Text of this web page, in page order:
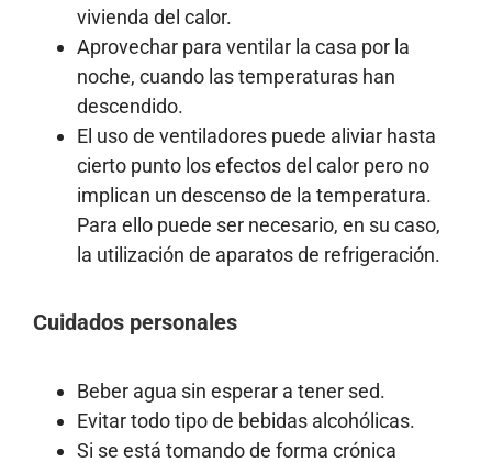
vivienda del calor.
Aprovechar para ventilar la casa por la
noche, cuando las temperaturas han
descendido.
El uso de ventiladores puede aliviar hasta
cierto punto los efectos del calor pero no
implican un descenso de la temperatura.
Para ello puede ser necesario, en su caso,
la utilización de aparatos de refrigeración.
Cuidados personales
Beber agua sin esperar a tener sed.
Evitar todo tipo de bebidas alcohólicas.
Si se está tomando de forma crónica